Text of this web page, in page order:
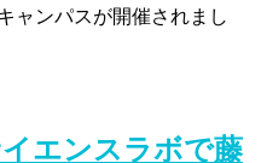
ンパスが開催されまし
エンスラボで藤